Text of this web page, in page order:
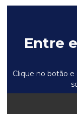
Entre
Clique no botão